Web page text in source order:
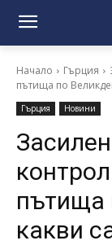
Начало Гърция
пътища по
Гърция Новини
пътища
какви